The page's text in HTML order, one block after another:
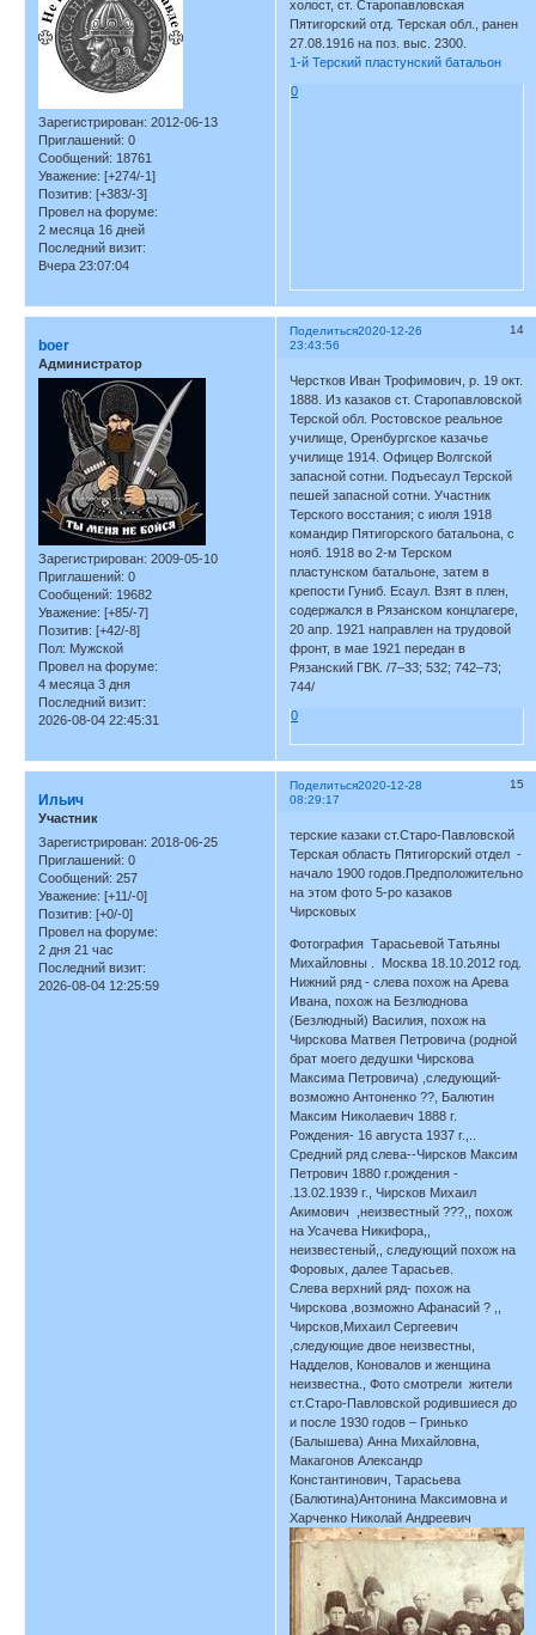
Зарегистрирован: 2012-06-13
Приглашений: 0
Сообщений: 18761
Уважение: [+274/-1]
Позитив: [+383/-3]
Провел на форуме:
2 месяца 16 дней
Последний визит:
Вчера 23:07:04
холост, ст. Старопавловская
Пятигорский отд. Терская обл., ранен
27.08.1916 на поз. выс. 2300.
1-й Терский пластунский батальон
0
Поделиться 14
2020-12-26
23:43:56
boer
Администратор
Зарегистрирован: 2009-05-10
Приглашений: 0
Сообщений: 19682
Уважение: [+85/-7]
Позитив: [+42/-8]
Пол: Мужской
Провел на форуме:
4 месяца 3 дня
Последний визит:
2026-08-04 22:45:31
Черстков Иван Трофимович, р. 19 окт.
1888. Из казаков ст. Старопавловской
Терской обл. Ростовское реальное
училище, Оренбургское казачье
училище 1914. Офицер Волгской
запасной сотни. Подъесаул Терской
пешей запасной сотни. Участник
Терского восстания; с июля 1918
командир Пятигорского батальона, с
нояб. 1918 во 2-м Терском
пластунском батальоне, затем в
крепости Гуниб. Есаул. Взят в плен,
содержался в Рязанском концлагере,
20 апр. 1921 направлен на трудовой
фронт, в мае 1921 передан в
Рязанский ГВК. /7–33; 532; 742–73;
744/
0
Поделиться 15
2020-12-28
08:29:17
Ильич
Участник
Зарегистрирован: 2018-06-25
Приглашений: 0
Сообщений: 257
Уважение: [+11/-0]
Позитив: [+0/-0]
Провел на форуме:
2 дня 21 час
Последний визит:
2026-08-04 12:25:59
терские казаки ст.Старо-Павловской
Терская область Пятигорский отдел -
начало 1900 годов.Предположительно
на этом фото 5-ро казаков
Чирсковых
Фотография Тарасьевой Татьяны
Михайловны . Москва 18.10.2012 год.
Нижний ряд - слева похож на Арева
Ивана, похож на Безлюднова
(Безлюдный) Василия, похож на
Чирскова Матвея Петровича (родной
брат моего дедушки Чирскова
Максима Петровича) ,следующий-
возможно Антоненко ??, Балютин
Максим Николаевич 1888 г.
Рождения- 16 августа 1937 г.,..
Средний ряд слева--Чирсков Максим
Петрович 1880 г.рождения -
.13.02.1939 г., Чирсков Михаил
Акимович ,неизвестный ???,, похож
на Усачева Никифора,,
неизвестеный,, следующий похож на
Форовых, далее Тарасьев.
Слева верхний ряд- похож на
Чирскова ,возможно Афанасий ? ,,
Чирсков,Михаил Сергеевич
,следующие двое неизвестны,
Надделов, Коновалов и женщина
неизвестна., Фото смотрели жители
ст.Старо-Павловской родившиеся до
и после 1930 годов – Гринько
(Балышева) Анна Михайловна,
Макагонов Александр
Константинович, Тарасьева
(Балютина)Антонина Максимовна и
Харченко Николай Андреевич